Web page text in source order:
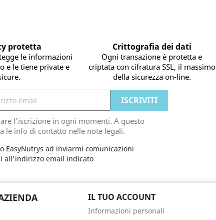
protetta
le informazioni
e le tiene private e
Crittografia dei dati
Ogni transazione è protetta e
criptata con cifratura SSL, il massimo
della sicurezza on-line.
l'iscrizione in ogni momenti. A questo
le info di contatto nelle note legali.
EasyNutrys ad inviarmi comunicazioni
all'indirizzo email indicato
IL TUO ACCOUNT
Informazioni personali